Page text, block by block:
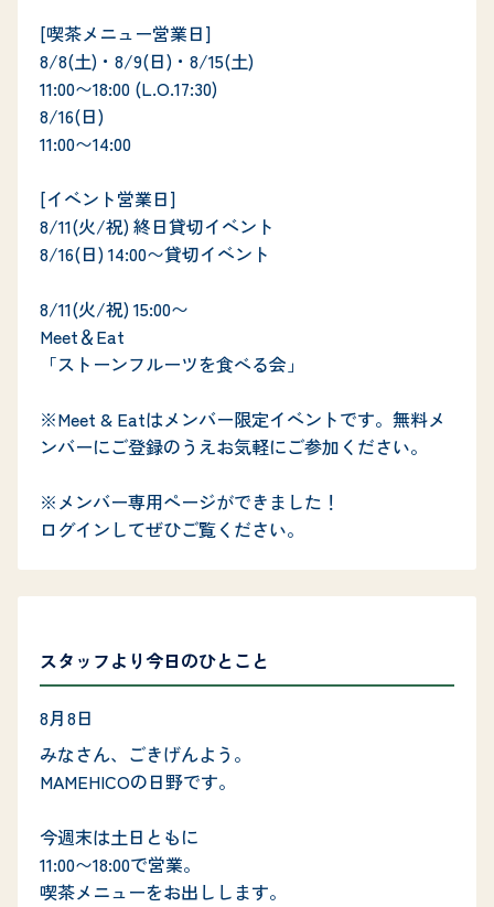
[喫茶メニュー営業日]
8/8(土)・8/9(日)・8/15(土)
11:00〜18:00 (L.O.17:30)
8/16(日)
11:00〜14:00
[イベント営業日]
8/11(火/祝) 終日貸切イベント
8/16(日) 14:00〜貸切イベント
8/11(火/祝) 15:00〜
Meet＆Eat
「ストーンフルーツを食べる会」
※Meet & Eatはメンバー限定イベントです。無料メ
ンバーにご登録のうえお気軽にご参加ください。
※メンバー専用ページができました！
ログインしてぜひご覧ください。
スタッフより今日のひとこと
8月8日
みなさん、ごきげんよう。
MAMEHICOの日野です。
今週末は土日ともに
11:00〜18:00で営業。
喫茶メニューをお出しします。